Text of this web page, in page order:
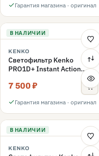
Гарантия магазина · оригинал
В НАЛИЧИИ
KENKO
Светофильтр Kenko
PRO1D+ Instant Action
Variable NDX3-450+C-PLS
переменной плотности
7 500 ₽
Гарантия магазина · оригинал
В НАЛИЧИИ
KENKO